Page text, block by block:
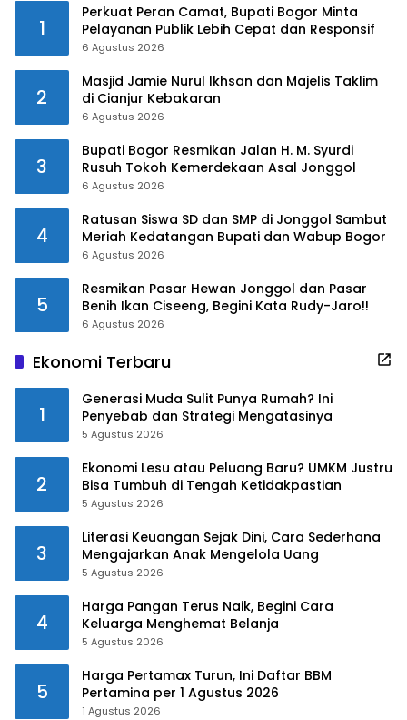
1
Perkuat Peran Camat, Bupati Bogor Minta
Pelayanan Publik Lebih Cepat dan Responsif
6 Agustus 2026
2
Masjid Jamie Nurul Ikhsan dan Majelis Taklim
di Cianjur Kebakaran
6 Agustus 2026
3
Bupati Bogor Resmikan Jalan H. M. Syurdi
Rusuh Tokoh Kemerdekaan Asal Jonggol
6 Agustus 2026
4
Ratusan Siswa SD dan SMP di Jonggol Sambut
Meriah Kedatangan Bupati dan Wabup Bogor
6 Agustus 2026
5
Resmikan Pasar Hewan Jonggol dan Pasar
Benih Ikan Ciseeng, Begini Kata Rudy-Jaro!!
6 Agustus 2026
Ekonomi Terbaru
1
Generasi Muda Sulit Punya Rumah? Ini
Penyebab dan Strategi Mengatasinya
5 Agustus 2026
2
Ekonomi Lesu atau Peluang Baru? UMKM Justru
Bisa Tumbuh di Tengah Ketidakpastian
5 Agustus 2026
3
Literasi Keuangan Sejak Dini, Cara Sederhana
Mengajarkan Anak Mengelola Uang
5 Agustus 2026
4
Harga Pangan Terus Naik, Begini Cara
Keluarga Menghemat Belanja
5 Agustus 2026
5
Harga Pertamax Turun, Ini Daftar BBM
Pertamina per 1 Agustus 2026
1 Agustus 2026